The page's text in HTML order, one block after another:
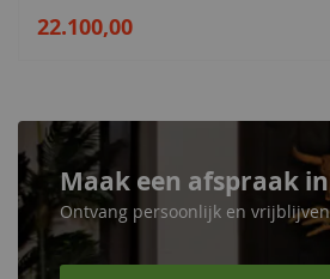
22.100,00
Maak een afspraak
Ontvang persoonlijk en